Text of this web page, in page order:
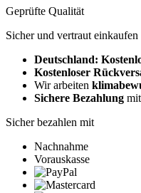
Geprüfte Qualität
Sicher und vertraut einkaufen
Deutschland:
Kostenloser
Wir arbeiten
Sichere Bezahlung
Sicher bezahlen mit
Nachnahme
Vorauskasse